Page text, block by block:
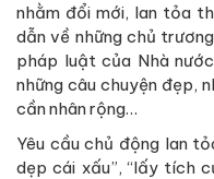
nhằm đổi mới, lan tỏa
dẫn về những chủ
pháp luật của Nhà
những câu chuyện đẹp,
cần nhân rộng…
Yêu cầu chủ động lan
dẹp cái xấu”, “lấy tích